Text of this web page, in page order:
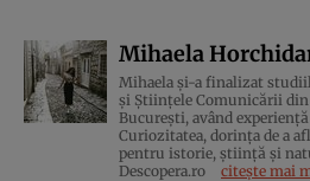
Mihaela
Mihaela și-a finalizat
și Științele Comunicării
București, având
Curiozitatea, dorința de a
pentru istorie, ştiinţă şi
Descopera.ro
citește mai